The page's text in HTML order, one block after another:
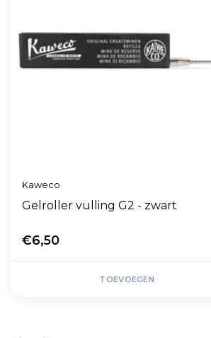
Kaweco
Gelroller vulling G2 - zwart
€6,50
TOEVOEGEN